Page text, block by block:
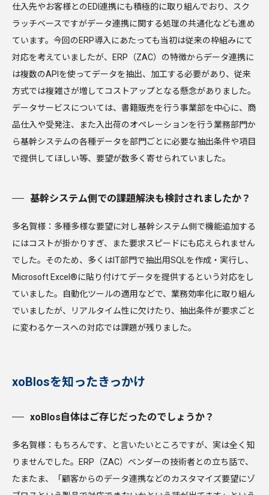
仕入先やお客様とのEDI連携にも積極的に取り組んでおり、スク
ラッチベースですがデータ連携に関する処理の共通化なども進め
ています。今回のERP導入にあたっても当初は従来の枠組みにて
対応を考えていましたが、ERP（ZAC）の特徴からデータ連携に
は複数のAPIを使ってデータを抽出、加工する必要があり、従来
方式では複雑さが増してコストアップとなる懸念がありました。
データサービスについては、書籍販売を行う事業部を中心に、商
品仕入や受発注、また入出荷のオペレーションを行う業務部門か
ら基幹システムの各種データを部門ごとに必要な抽出条件や項目
で提供してほしい等、要望が数多く寄せられていました。
基幹システム側での課題解決も検討されましたか？
多名賀様：多種多様な要望に対し基幹システム側で機能追加する
にはコストが掛かりすぎ、また要求スピードにも応えられません
でした。そのため、多くはIT部門で抽出用SQLを作成・実行し、
Microsoft Excel®に貼り付けてデータを提供するという対応をし
ていました。自動化ツールの適用などで、業務効率化に取り組ん
でいましたが、リアルタイム性に欠けたり、抽出条件が要求ごと
に変わるケースへの対応では課題が残りました。
xoBlosを知ったきっかけ
xoBlos自体はご存じだったのでしょうか？
多名賀様：もちろんです、と言いたいところですが、実は全く知
りませんでした。ERP（ZAC）ベンダーの技術者との立ち話で、
たまたま、「顧客からのデータ連携などのカスタマイズ要望にゾ